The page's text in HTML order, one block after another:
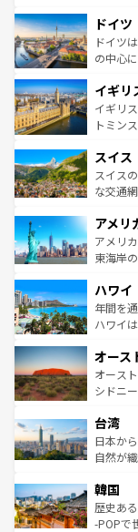
せる。
ンテン
で、幅
聖堂、
から魅
いる。
香り高
らに、
れる地
を参照
ドイツ
ドイツ
の中心
顔を持
ルリン
してラ
は、お酒
ドイツ
イギリ
イギリ
トミン
リアご
ティー
戦など
ンツ一覧
スイス
スイス
な交通
の建物
博物館
ことが
ば市内交
着のス
アメリ
アメリ
東海岸
のよう
ンメン
西部に
部のニ
文化が
しみな
ならではの贅
情報は
ハワイ
年間を
ハワイ
ワイ島
島だが
おすす
れるお
人々、
ク、伝
ワイを、存分
はコン
オース
オース
シドニ
リアリ
ク）、
ど、見
いる。
ビング
い。オ
台湾
日本か
自然が
ン）、
と山間
驚きを
韓国
歴史あ
-POPで